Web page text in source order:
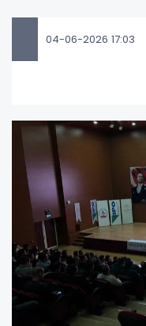
04-06-2026 17:03